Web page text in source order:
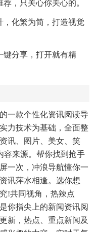
，只关心你关心的。
，化繁为简，打造视觉
键分享，打开就有精
一款个性化资讯阅读导
力技术为基础，全面整
讯、图片、美女、笑
容来源。帮你找到抢手
一次，冲浪导航懂你一
讯萍水相逢。选你想
!共同视角，热辣点
你指尖上的新闻资讯阅
新，热点、重点新闻及